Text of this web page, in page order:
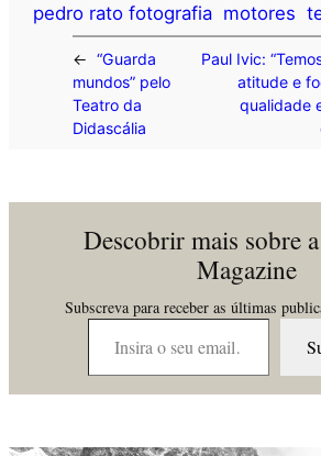
pedro rato fotografia motores
←
“Guarda
mundos” pelo
Teatro da
Didascália
Paul Ivic:
atitude e
qualidade
Descobrir mais sobre
Magazine
Subscreva para receber as últimas
Insira o seu email…